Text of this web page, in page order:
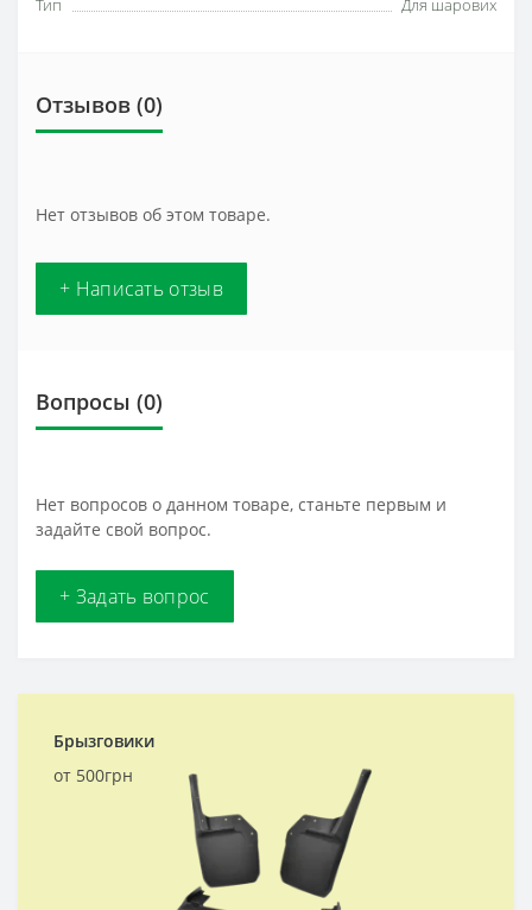
Тип Для шарових
Отзывов (0)
Нет отзывов об этом товаре.
+ Написать отзыв
Вопросы (0)
Нет вопросов о данном товаре, станьте первым и
задайте свой вопрос.
+ Задать вопрос
Брызговики
от 500грн